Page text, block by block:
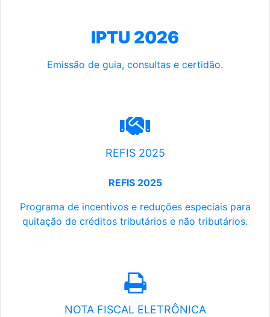
IPTU 2026
Emissão de guia, consultas e certidão.
REFIS 2025
REFIS 2025
Programa de incentivos e reduções especiais para
quitação de créditos tributários e não tributários.
NOTA FISCAL ELETRÔNICA